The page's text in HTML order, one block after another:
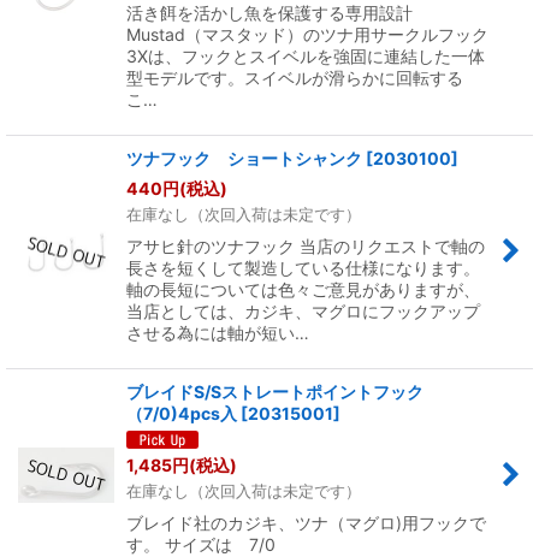
活き餌を活かし魚を保護する専用設計
Mustad（マスタッド）のツナ用サークルフック
3Xは、フックとスイベルを強固に連結した一体
型モデルです。スイベルが滑らかに回転する
こ…
ツナフック ショートシャンク [2030100]
440円(税込)
在庫なし（次回入荷は未定です）
アサヒ針のツナフック 当店のリクエストで軸の
長さを短くして製造している仕様になります。
軸の長短については色々ご意見がありますが、
当店としては、カジキ、マグロにフックアップ
させる為には軸が短い…
ブレイドS/Sストレートポイントフック
（7/0)4pcs入 [20315001]
1,485円(税込)
在庫なし（次回入荷は未定です）
ブレイド社のカジキ、ツナ（マグロ)用フックで
す。 サイズは 7/0